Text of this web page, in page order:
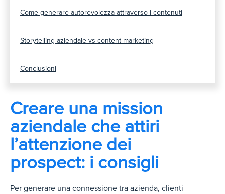
Come generare autorevolezza attraverso i contenuti
Storytelling aziendale vs content marketing
Conclusioni
Creare una mission
aziendale che attiri
l’attenzione dei
prospect: i consigli
Per generare una connessione tra azienda, clienti